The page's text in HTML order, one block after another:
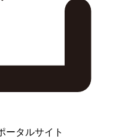
ータルサイト